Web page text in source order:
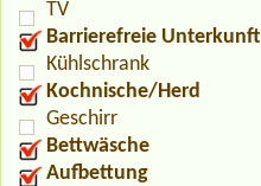
TV
Barrierefreie Unterkunft
Kühlschrank
Kochnische/Herd
Geschirr
Bettwäsche
Aufbettung